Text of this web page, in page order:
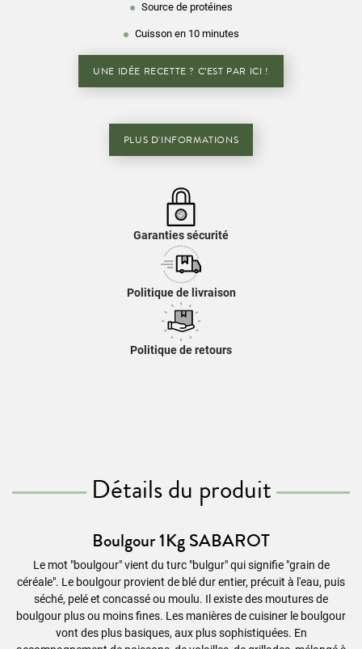
Source de protéines
Cuisson en 10 minutes
UNE IDÉE RECETTE ? C’EST PAR ICI !
PLUS D'INFORMATIONS
Garanties sécurité
Politique de livraison
Politique de retours
Détails du produit
Boulgour 1Kg SABAROT
Le mot "boulgour" vient du turc "bulgur" qui signifie "grain de
céréale". Le boulgour provient de blé dur entier, précuit à l'eau, puis
séché, pelé et concassé ou moulu. Il existe des moutures de
boulgour plus ou moins fines. Les manières de cuisiner le boulgour
vont des plus basiques, aux plus sophistiquées. En